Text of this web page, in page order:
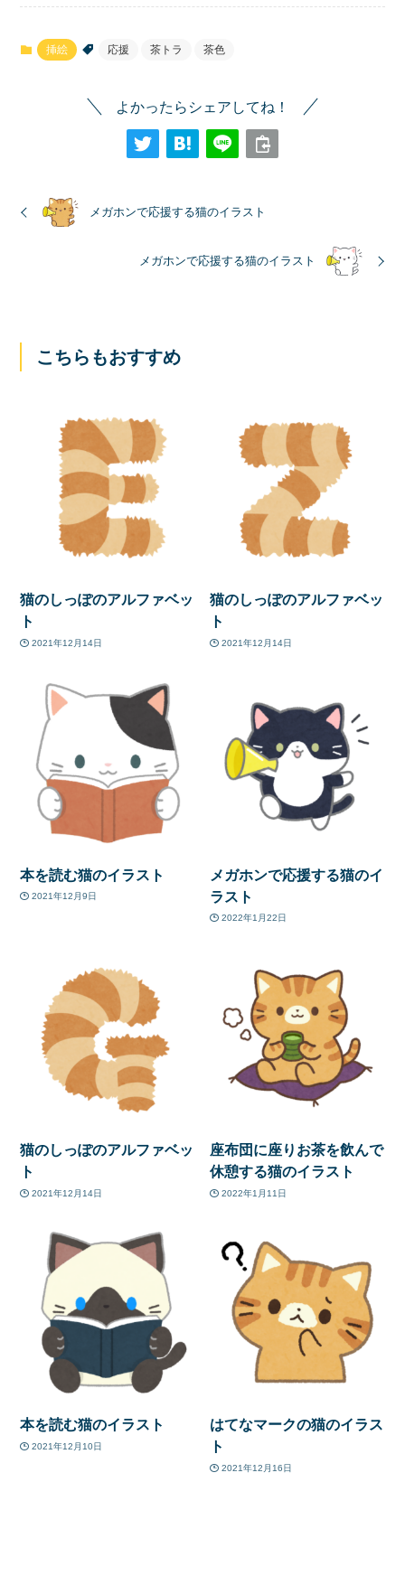
挿絵 応援 茶トラ 茶色
よかったらシェアしてね！
メガホンで応援する猫のイラスト
メガホンで応援する猫のイラスト
こちらもおすすめ
猫のしっぽのアルファベッ
ト
2021年12月14日
猫のしっぽのアルファベッ
ト
2021年12月14日
本を読む猫のイラスト
2021年12月9日
メガホンで応援する猫のイ
ラスト
2022年1月22日
猫のしっぽのアルファベッ
ト
2021年12月14日
座布団に座りお茶を飲んで
休憩する猫のイラスト
2022年1月11日
本を読む猫のイラスト
2021年12月10日
はてなマークの猫のイラス
ト
2021年12月16日